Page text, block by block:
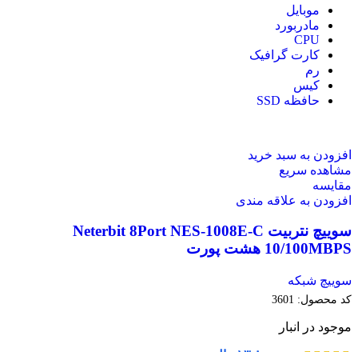
موبایل
مادربورد
CPU
کارت گرافیک
رم
کیس
حافظه SSD
افزودن به سبد خرید
مشاهده سریع
مقایسه
افزودن به علاقه مندی
سوییچ نتربیت Neterbit 8Port NES-1008E-C
10/100MBPS هشت پورت
سوییچ شبکه
کد محصول: 3601
موجود در انبار